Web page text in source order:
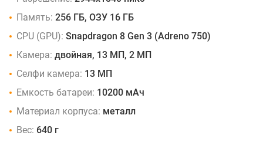
Память: 256 ГБ, ОЗУ 16 ГБ
CPU (GPU): Snapdragon 8 Gen 3 (Adreno 750)
Камера: двойная, 13 МП, 2 МП
Селфи камера: 13 МП
Емкость батареи: 10200 мАч
Материал корпуса: металл
Вес: 640 г